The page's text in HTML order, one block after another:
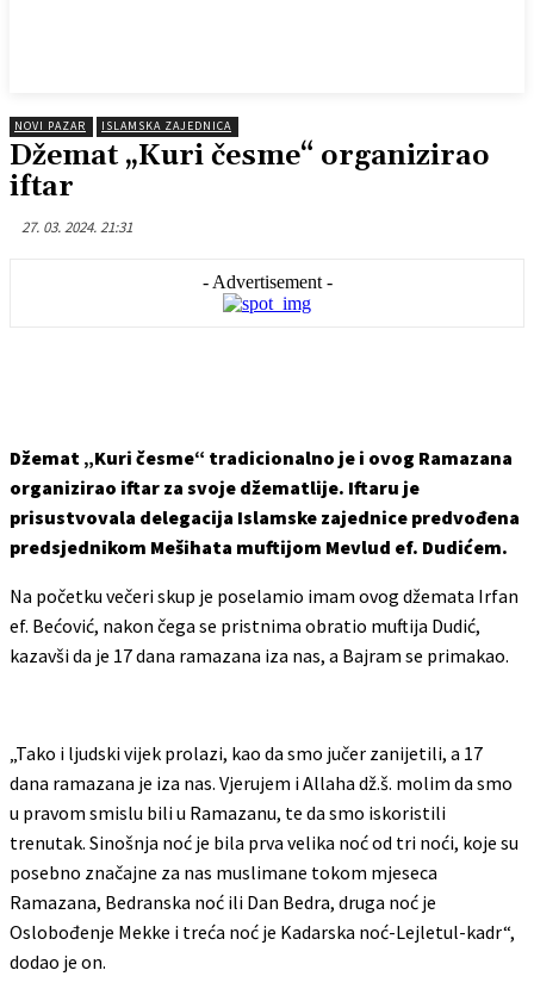
NOVI PAZAR ISLAMSKA ZAJEDNICA
Džemat „Kuri česme“ organizirao
iftar
27. 03. 2024. 21:31
- Advertisement -
Džemat „Kuri česme“ tradicionalno je i ovog Ramazana
organizirao iftar za svoje džematlije. Iftaru je
prisustvovala delegacija Islamske zajednice predvođena
predsjednikom Mešihata muftijom Mevlud ef. Dudićem.
Na početku večeri skup je poselamio imam ovog džemata Irfan
ef. Bećović, nakon čega se pristnima obratio muftija Dudić,
kazavši da je 17 dana ramazana iza nas, a Bajram se primakao.
„Tako i ljudski vijek prolazi, kao da smo jučer zanijetili, a 17
dana ramazana je iza nas. Vjerujem i Allaha dž.š. molim da smo
u pravom smislu bili u Ramazanu, te da smo iskoristili
trenutak. Sinošnja noć je bila prva velika noć od tri noći, koje su
posebno značajne za nas muslimane tokom mjeseca
Ramazana, Bedranska noć ili Dan Bedra, druga noć je
Oslobođenje Mekke i treća noć je Kadarska noć-Lejletul-kadr“,
dodao je on.